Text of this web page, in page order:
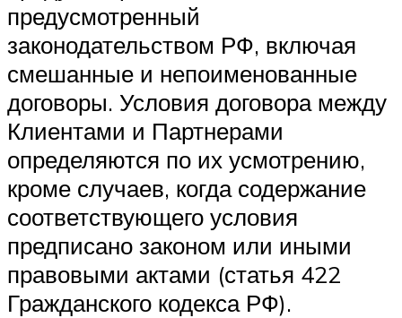
предусмотренный
законодательством РФ, включая
смешанные и непоименованные
договоры. Условия договора между
Клиентами и Партнерами
определяются по их усмотрению,
кроме случаев, когда содержание
соответствующего условия
предписано законом или иными
правовыми актами (статья 422
Гражданского кодекса РФ).